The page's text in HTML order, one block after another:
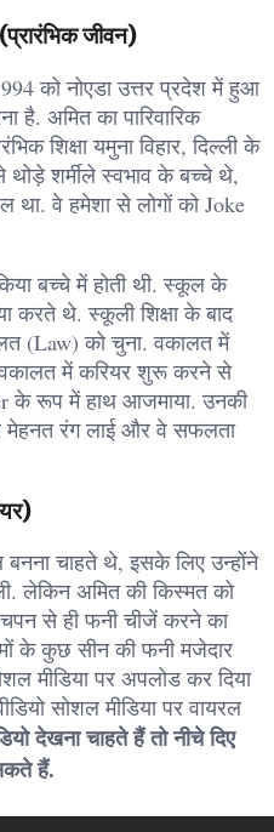
जीवन)
को नोएडा उत्तर प्रदेश में हुआ
है. अमित का पारिवारिक
शिक्षा यमुना विहार, दिल्ली के
शर्मीले स्वभाव के बच्चे थे,
वे हमेशा से लोगों को Joke
बच्चे में होती थी. स्कूल के
करते थे. स्कूली शिक्षा के बाद
(Law) को चुना. वकालत में
वकालत में करियर शुरू करने से
के रूप में हाथ आजमाया. उनकी
मेहनत रंग लाई और वे सफलता
चाहते थे, इसके लिए उन्होंने
लेकिन अमित की किस्मत को
से ही फनी चीजें करने का
के कुछ सीन की फनी मजेदार
मीडिया पर अपलोड कर दिया
सोशल मीडिया पर वायरल
देखना चाहते हैं तो नीचे दिए
हैं.